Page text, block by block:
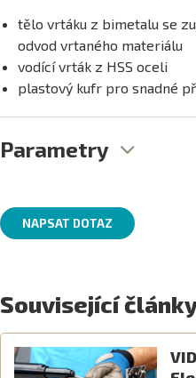
tělo vrtáku z bimetalu se
odvod vrtaného materiálu
vodící vrták z HSS oceli
plastový kufr pro snadné
Parametry
NAPSAT DOTAZ
Související